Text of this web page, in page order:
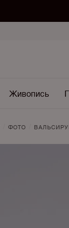
Живопись
ФОТО